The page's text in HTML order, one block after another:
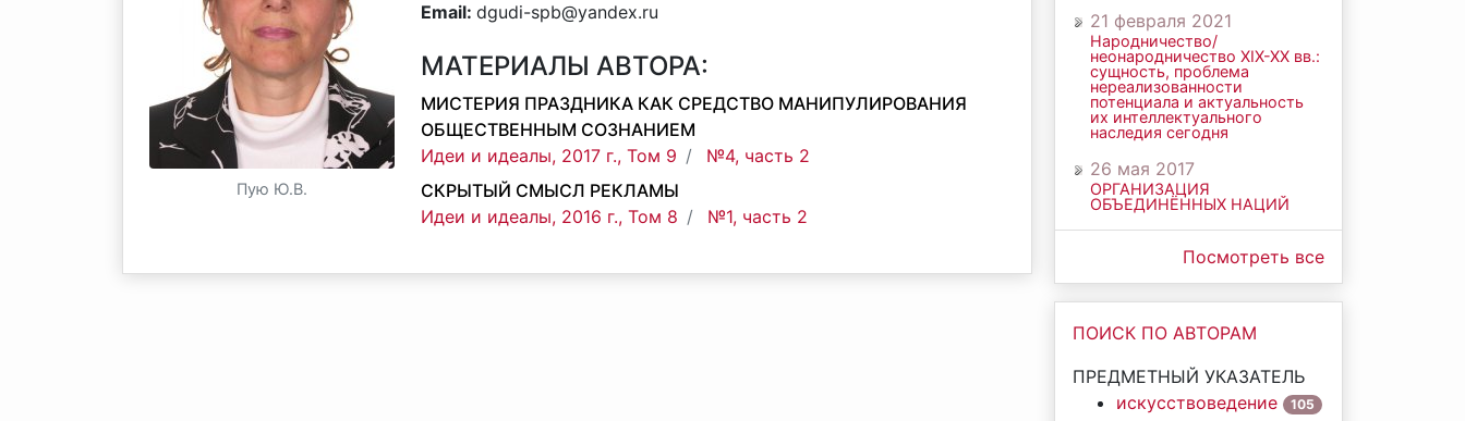
Пую Ю.В.
Email: dgudi-spb@yandex.ru
МАТЕРИАЛЫ АВТОРА:
МИСТЕРИЯ ПРАЗДНИКА КАК СРЕДСТВО МАНИПУЛИРОВАНИЯ
ОБЩЕСТВЕННЫМ СОЗНАНИЕМ
Идеи и идеалы, 2017 г., Том 9
№4, часть 2
СКРЫТЫЙ СМЫСЛ РЕКЛАМЫ
Идеи и идеалы, 2016 г., Том 8
№1, часть 2
21 февраля 2021
Народничество/
неонародничество ХIХ-ХХ вв.:
сущность, проблема
нереализованности
потенциала и актуальность
их интеллектуального
наследия сегодня
26 мая 2017
ОРГАНИЗАЦИЯ
ОБЪЕДИНЁННЫХ НАЦИЙ
Посмотреть все
ПОИСК ПО АВТОРАМ
ПРЕДМЕТНЫЙ УКАЗАТЕЛЬ
искусствоведение
105